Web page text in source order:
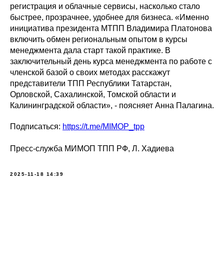
регистрация и облачные сервисы, насколько стало
быстрее, прозрачнее, удобнее для бизнеса. «Именно
инициатива президента МТПП Владимира Платонова
включить обмен региональным опытом в курсы
менеджмента дала старт такой практике. В
заключительный день курса менеджмента по работе с
членской базой о своих методах расскажут
представители ТПП Республики Татарстан,
Орловской, Сахалинской, Томской области и
Калининградской области», - поясняет Анна Палагина.
Подписаться: https://t.me/MIMOP_tpp
Пресс-служба МИМОП ТПП РФ, Л. Хадиева
2025-11-18 14:39